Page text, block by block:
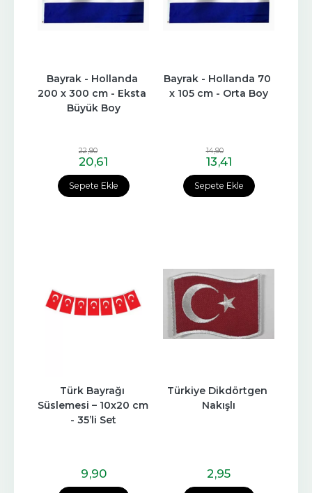
Sepete Ekle
Bayrak - Hollanda
200 x 300 cm - Eksta
Büyük Boy
22,90
20,61
Sepete Ekle
Bayrak - Hollanda 70
x 105 cm - Orta Boy
14,90
13,41
Türk Bayrağı
Süslemesi – 10x20 cm
- 35’li Set
9,90
Türkiye Dikdörtgen
Nakışlı
2,95